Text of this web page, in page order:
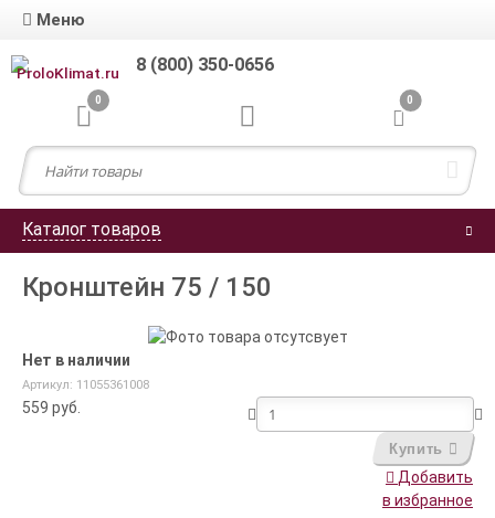
Меню
8 (800) 350-0656
0 0
Каталог товаров
Кронштейн 75 / 150
Нет в наличии
Артикул: 11055361008
559 руб.
Купить
Добавить
в избранное